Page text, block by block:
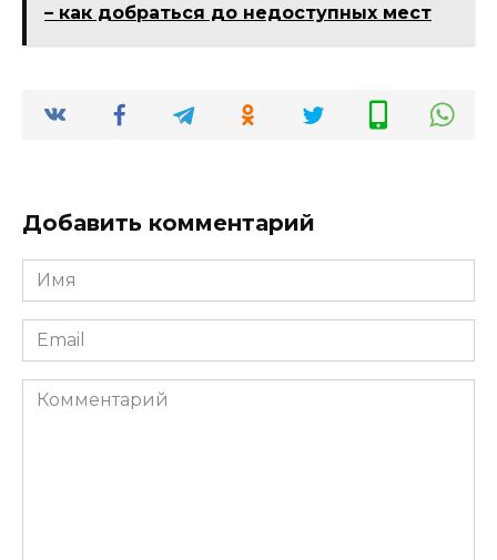
– как добраться до недоступных мест
Добавить комментарий
Имя
*
Email
*
Комментарий